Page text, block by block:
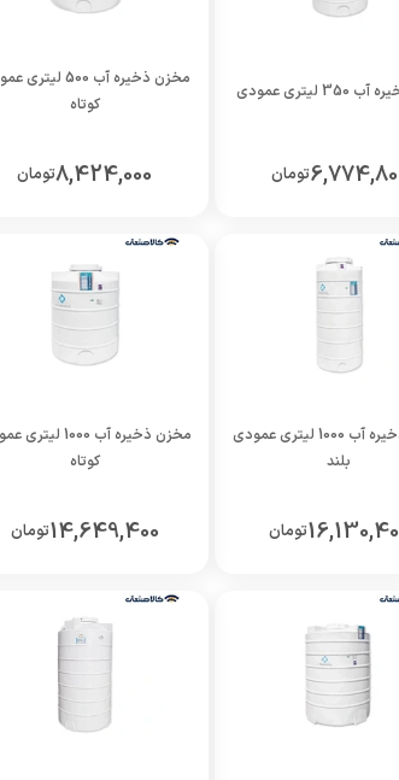
لیتری عمودی
تومان
مخزن ذخیره آب 500
کوتاه
8,424,000تومان
مخزن ذخیره آب 1000 لیتری عمودی
بلند
تومان
مخزن ذخیره آب 1000
کوتاه
14,649,400تومان